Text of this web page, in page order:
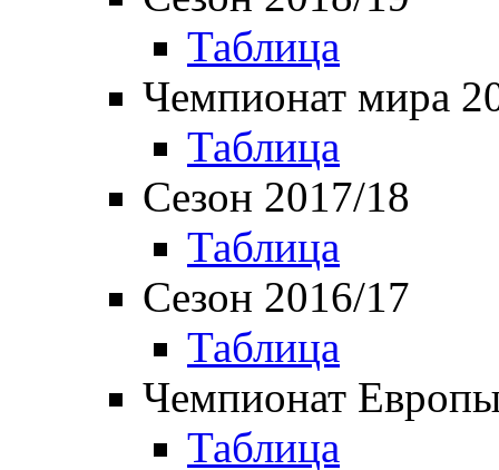
Таблица
Чемпионат мира
Таблица
Сезон 2017/18
Таблица
Сезон 2016/17
Таблица
Чемпионат
Таблица